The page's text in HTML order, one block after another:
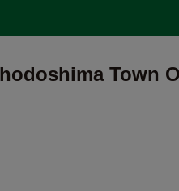
Town